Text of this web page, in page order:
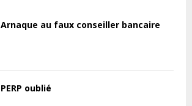
Arnaque au faux conseiller bancaire
PERP oublié